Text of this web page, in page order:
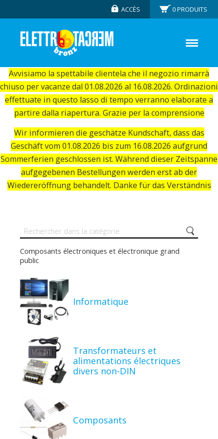
Avvisiamo la spettabile clientela che il negozio rimarrà
chiuso per vacanze dal 01.08.2026 al 16.08.2026. Ordinazioni
effettuate in questo lasso di tempo verranno elaborate a
partire dalla riapertura. Grazie per la comprensione
Wir informieren die geschätze Kundschaft, dass das
Geschäft vom 01.08.2026 bis zum 16.08.2026 aufgrund
Sommerferien geschlossen ist. Während dieser Zeitspanne
aufgegebenen Bestellungen werden erst ab der
Wiedereröffnung behandelt. Danke für das Verständnis
ACCÈS 0PRODUITS
Composants électroniques et électronique grand
public
Informatique
Transformateurs et
alimentations électriques
divers non-DIN
Composants